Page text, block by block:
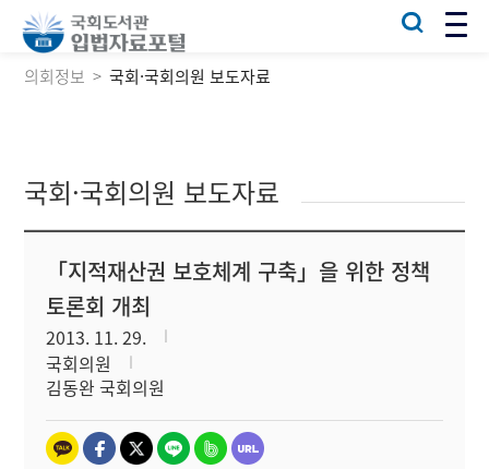
의회정보 국회·국회의원 보도자료
국회·국회의원 보도자료
「지적재산권 보호체계 구축」을 위한 정책
토론회 개최
2013. 11. 29.
국회의원
김동완 국회의원